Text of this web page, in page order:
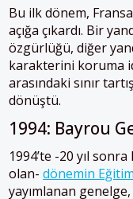
Bu ilk dönem,
açığa çıkardı. Bir
özgürlüğü, diğer
karakterini koruma
arasındaki sınır
dönüştü.
1994: Bayrou
1994’te -20 yıl
olan- dönemin
yayımlanan